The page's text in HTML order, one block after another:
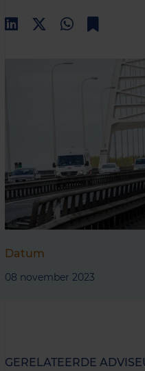
Datum
08 november 2023
GERELATEERDE